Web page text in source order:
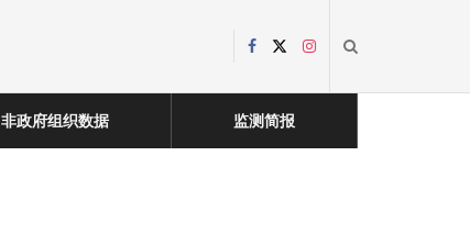
非政府组织数据 监测简报